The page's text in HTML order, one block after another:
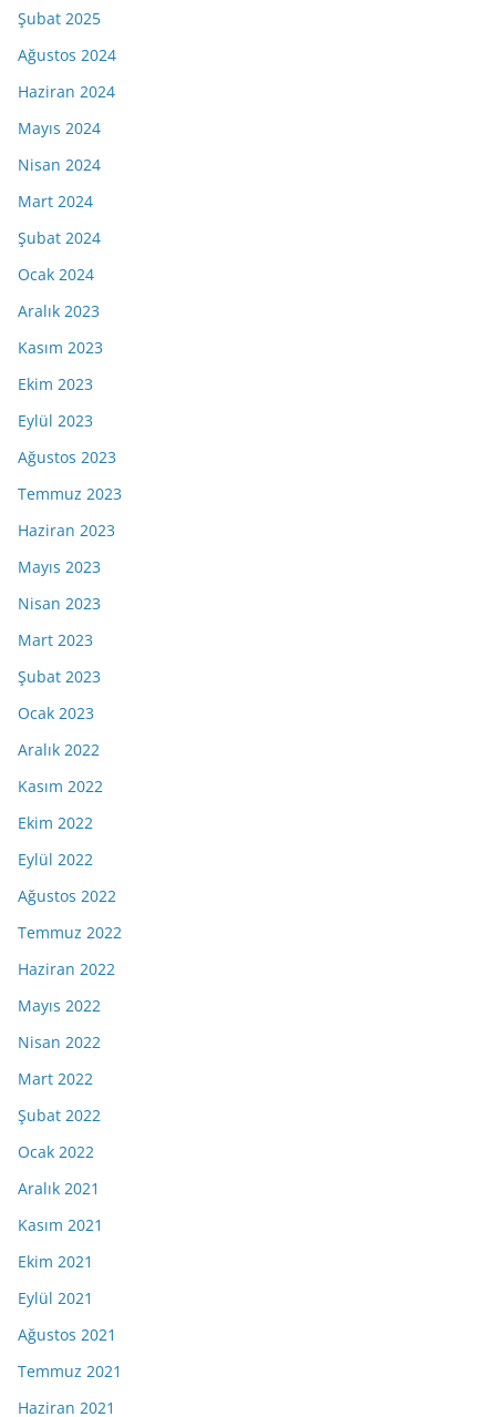
Şubat 2025
Ağustos 2024
Haziran 2024
Mayıs 2024
Nisan 2024
Mart 2024
Şubat 2024
Ocak 2024
Aralık 2023
Kasım 2023
Ekim 2023
Eylül 2023
Ağustos 2023
Temmuz 2023
Haziran 2023
Mayıs 2023
Nisan 2023
Mart 2023
Şubat 2023
Ocak 2023
Aralık 2022
Kasım 2022
Ekim 2022
Eylül 2022
Ağustos 2022
Temmuz 2022
Haziran 2022
Mayıs 2022
Nisan 2022
Mart 2022
Şubat 2022
Ocak 2022
Aralık 2021
Kasım 2021
Ekim 2021
Eylül 2021
Ağustos 2021
Temmuz 2021
Haziran 2021